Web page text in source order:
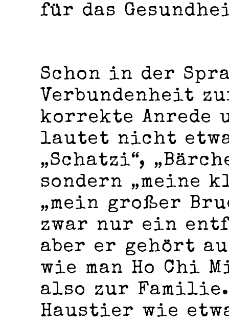
für das
Schon in der
Verbundenheit
korrekte Anrede
lautet nicht
„Schatzi“,
sondern „meine
„mein großer
zwar nur ein
aber er gehört
wie man Ho Chi
also zur
Haustier wie